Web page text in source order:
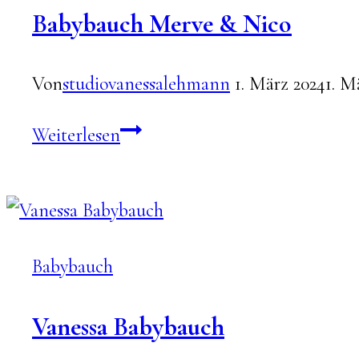
Babybauch Merve & Nico
Vonstudiovanessalehmann 1. März 20241.
WeiterlesenBabybauch
Nico
Babybauch
Vanessa Babybauch